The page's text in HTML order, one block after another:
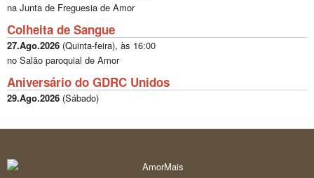
na Junta de Freguesia de Amor
Colheita de Sangue
27.Ago.2026 (Quinta-feira), às 16:00
no Salão paroquial de Amor
Aniversário do GDRC Unidos
29.Ago.2026 (Sábado)